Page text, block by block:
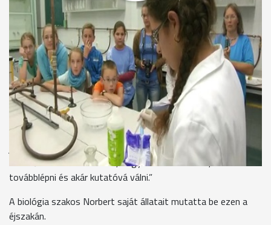
“Ehhez szükségem van egy kis homokra, amit ide ráteszek és
porcukorra és nátrium-hidrogén-carbonátra.”
A látványos bemutató volt az egyik legnépszerűbb program a
Kutatók éjszakáján. A szervezők úgy állították össze a
kísérleteket, hogy a látogatók betekintést kapjanak az itt
folyó munkáról.
Skribanek Anna-főiskolai tanár
“Sokan megismerhetik, hogy mi zajlik a felsőoktatásban, mit
jelent a kutatás, mit jelent kutatónak lenni és talán felkelti az
érdeklődését sok fiatalnak, hogy érdemes tanulni, érdemes
továbblépni és akár kutatóvá válni.”
A biológia szakos Norbert saját állatait mutatta be ezen a
éjszakán.